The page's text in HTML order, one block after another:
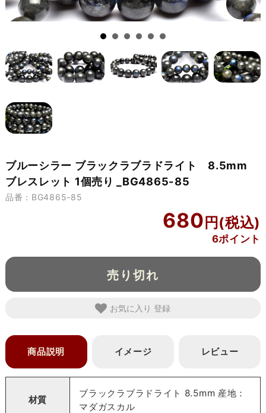
ブルーシラー ブラックラブラドライト 8.5mm
ブレスレット 1個売り _BG4865-85
品番：BG4865-85
680
6ポイント
売り切れ
お気に入り
商品説明 イメージ レビュー
材質
ブラックラブラドライト 8.5mm 産地：
マダガスカル